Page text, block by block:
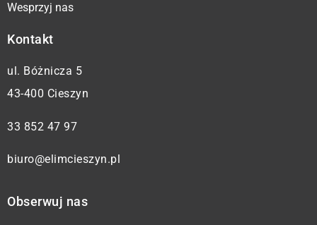
Wesprzyj nas
Kontakt
ul. Bóżnicza 5
43-400 Cieszyn
33 852 47 97
biuro@elimcieszyn.pl
Obserwuj nas